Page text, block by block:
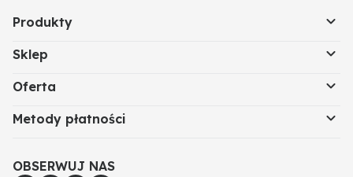
Wysokość (mm): 129
Materiał: Obudowa: aluminium; klosz lampy:
Wymiary szer. x wys. x gł. (mm): 112 x 153 x 48
Produkty
Sklep
Oferta
Metody płatności
OBSERWUJ NAS